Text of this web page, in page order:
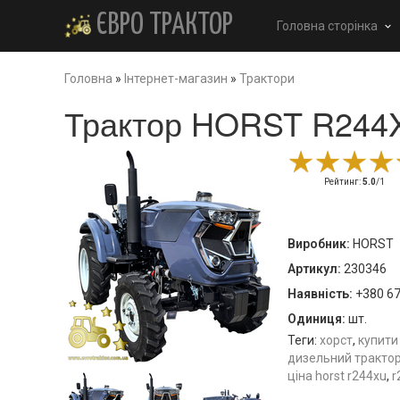
ЄВРО ТРАКТОР Головна сторінка keyboard_arrow_down
Головна » Інтернет-магазин » Трактори
Трактор HORST
Рейтинг:5.0/1
Виробник: HORST
Артикул: 230346
Наявність: +380
Одиниця: шт.
Теги: хорст,
дизельний
ціна horst r244xu,